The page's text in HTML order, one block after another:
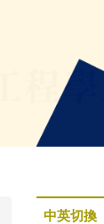
中英切換